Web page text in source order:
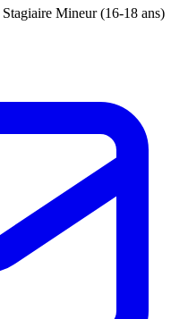
Stagiaire Mineur (16-18 ans)